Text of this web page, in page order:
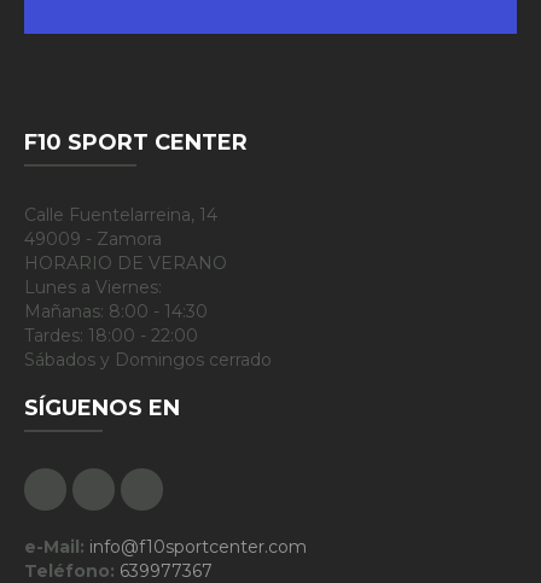
F10 SPORT CENTER
Calle Fuentelarreina, 14
49009 - Zamora
HORARIO DE VERANO
Lunes a Viernes:
Mañanas: 8:00 - 14:30
Tardes: 18:00 - 22:00
Sábados y Domingos cerrado
SÍGUENOS EN
FacebookGoogle Plus
e-Mail: info@f10sportcenter.com
Teléfono: 639977367